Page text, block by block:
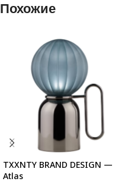
Похожие
TXXNTY BRAND DESIGN —
Atlas